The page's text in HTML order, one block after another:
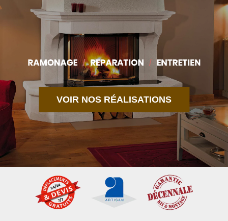
VOIR NOS RÉALISATIONS